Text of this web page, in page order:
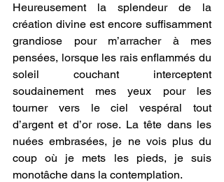
Heureusement la splendeur de la
création divine est encore suffisamment
grandiose pour m’arracher à mes
pensées, lorsque les rais enflammés du
soleil couchant interceptent
soudainement mes yeux pour les
tourner vers le ciel vespéral tout
d’argent et d’or rose. La tête dans les
nuées embrasées, je ne vois plus du
coup où je mets les pieds, je suis
monotâche dans la contemplation.